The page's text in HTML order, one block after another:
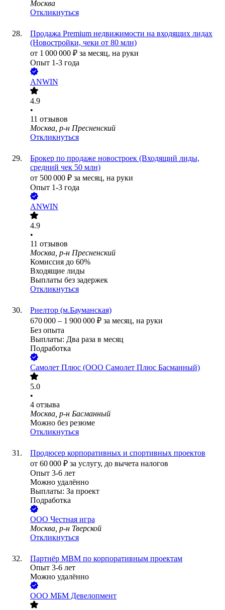
Москва
Откликнуться
Продажа Premium недвижимости на входящих лидах
(Новостройки, чеки от 80 млн)
от 1 000 000 ₽ за месяц, на руки
Опыт 1-3 года
ANWIN
4.9
•
11 отзывов
Москва, р-н Пресненский
Откликнуться
Брокер по продаже новостроек (Входящий лиды,
средний чек 50 млн)
от 500 000 ₽ за месяц, на руки
Опыт 1-3 года
ANWIN
4.9
•
11 отзывов
Москва, р-н Пресненский
Комиссия до 60%
Входящие лиды
Выплаты без задержек
Откликнуться
Риелтор (м.Бауманская)
670 000 – 1 900 000 ₽ за месяц, на руки
Без опыта
Выплаты: Два раза в месяц
Подработка
Самолет Плюс (ООО Самолет Плюс Басманный)
5.0
•
4 отзыва
Москва, р-н Басманный
Можно без резюме
Откликнуться
Продюсер корпоративных и спортивных проектов
от 60 000 ₽ за услугу, до вычета налогов
Опыт 3-6 лет
Можно удалённо
Выплаты: За проект
Подработка
ООО Честная игра
Москва, р-н Тверской
Откликнуться
Партнёр MBM по корпоративным проектам
Опыт 3-6 лет
Можно удалённо
ООО МБМ Девелопмент